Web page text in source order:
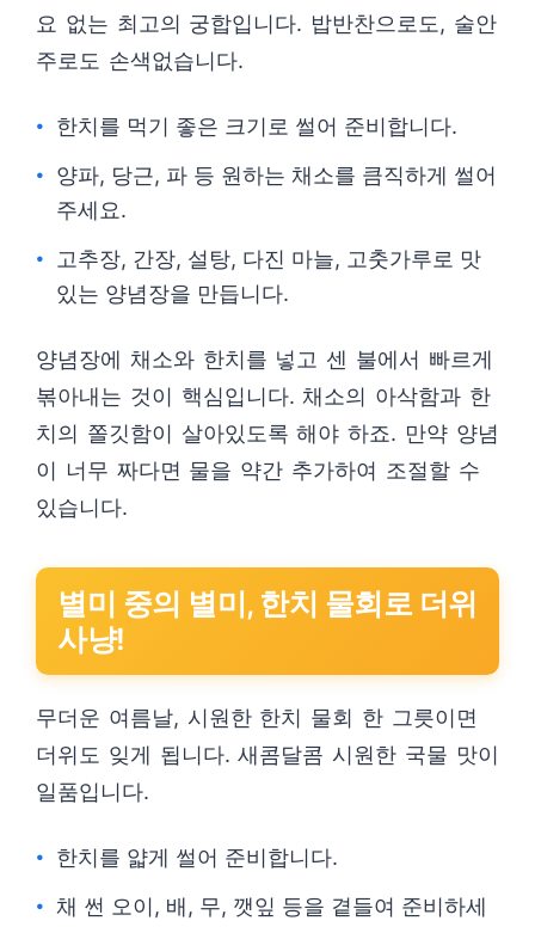
요 없는 최고의 궁합입니다. 밥반찬으로도, 술안
주로도 손색없습니다.
한치를 먹기 좋은 크기로 썰어 준비합니다.
양파, 당근, 파 등 원하는 채소를 큼직하게 썰어
주세요.
고추장, 간장, 설탕, 다진 마늘, 고춧가루로 맛
있는 양념장을 만듭니다.
양념장에 채소와 한치를 넣고 센 불에서 빠르게
볶아내는 것이 핵심입니다. 채소의 아삭함과 한
치의 쫄깃함이 살아있도록 해야 하죠. 만약 양념
이 너무 짜다면 물을 약간 추가하여 조절할 수
있습니다.
별미 중의 별미, 한치 물회로 더위
사냥!
무더운 여름날, 시원한 한치 물회 한 그릇이면
더위도 잊게 됩니다. 새콤달콤 시원한 국물 맛이
일품입니다.
한치를 얇게 썰어 준비합니다.
채 썬 오이, 배, 무, 깻잎 등을 곁들여 준비하세